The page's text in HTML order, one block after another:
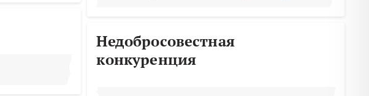
Недобросовестная
конкуренция